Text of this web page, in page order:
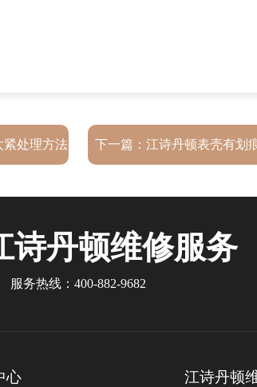
紧处理方法 下一篇：江诗丹顿表壳有划
诗丹顿维修服务
服务热线： 400-882-9682
心 江诗丹顿